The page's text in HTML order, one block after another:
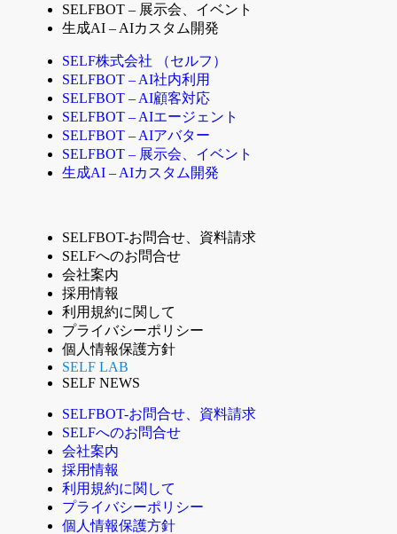
SELFBOT – 展示会、イベント
生成AI – AIカスタム開発
SELF株式会社 （セルフ）
SELFBOT – AI社内利用
SELFBOT – AI顧客対応
SELFBOT – AIエージェント
SELFBOT – AIアバター
SELFBOT – 展示会、イベント
生成AI – AIカスタム開発
SELFBOT-お問合せ、資料請求
SELFへのお問合せ
会社案内
採用情報
利用規約に関して
プライバシーポリシー
個人情報保護方針
SELF LAB
SELF NEWS
SELFBOT-お問合せ、資料請求
SELFへのお問合せ
会社案内
採用情報
利用規約に関して
プライバシーポリシー
個人情報保護方針